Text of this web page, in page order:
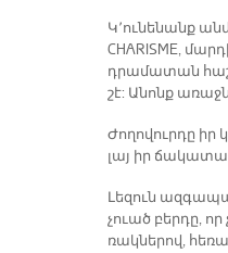
Կ՚ու­նե­նանք
CHARISME,
դրա­մա­տան
շէ: Ա­նոնք
Ժո­ղո­վուր­դը
լայ իր
Լե­զուն
չուած բեր­դը,
ռակ­նե­րով,